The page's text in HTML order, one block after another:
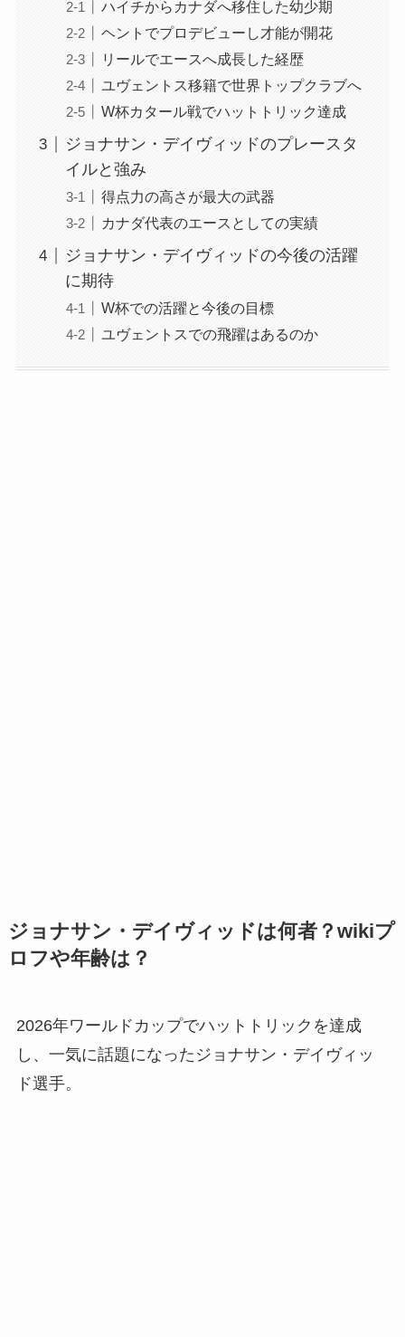
ハイチからカナダへ移住した幼少期
ヘントでプロデビューし才能が開花
リールでエースへ成長した経歴
ユヴェントス移籍で世界トップクラブへ
W杯カタール戦でハットトリック達成
ジョナサン・デイヴィッドのプレースタ
イルと強み
得点力の高さが最大の武器
カナダ代表のエースとしての実績
ジョナサン・デイヴィッドの今後の活躍
に期待
W杯での活躍と今後の目標
ユヴェントスでの飛躍はあるのか
ジョナサン・デイヴィッドは何者？wikiプ
ロフや年齢は？
2026年ワールドカップでハットトリックを達成
し、一気に話題になったジョナサン・デイヴィッ
ド選手。